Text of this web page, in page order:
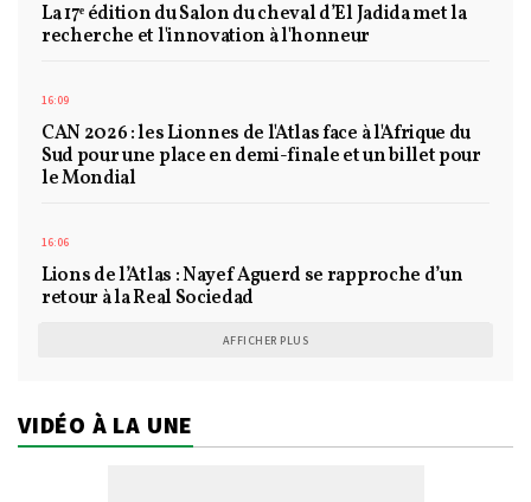
La 17ᵉ édition du Salon du cheval d’El Jadida met la
recherche et l'innovation à l'honneur
16:09
CAN 2026 : les Lionnes de l'Atlas face à l'Afrique du
Sud pour une place en demi-finale et un billet pour
le Mondial
16:06
Lions de l’Atlas : Nayef Aguerd se rapproche d’un
retour à la Real Sociedad
AFFICHER PLUS
VIDÉO À LA UNE